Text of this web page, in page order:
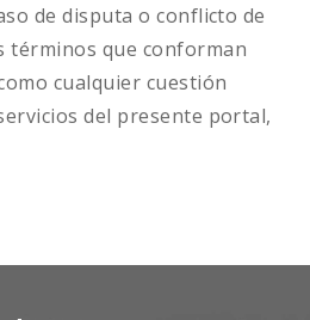
de disputa o conflicto de
términos que conforman
cualquier cuestión
del presente portal,